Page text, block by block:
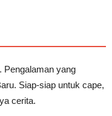
Pengalaman yang
Siap-siap untuk cape,
cerita.